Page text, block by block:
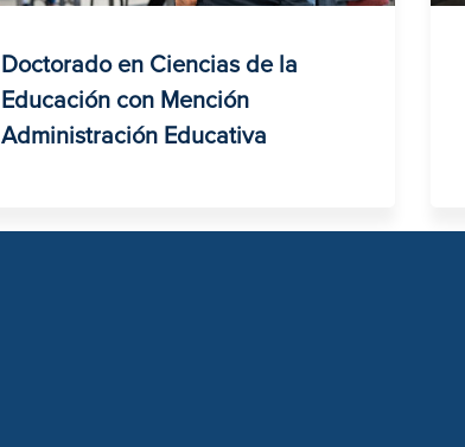
Doctorado en Ciencias de la
Educación con Mención
Administración Educativa